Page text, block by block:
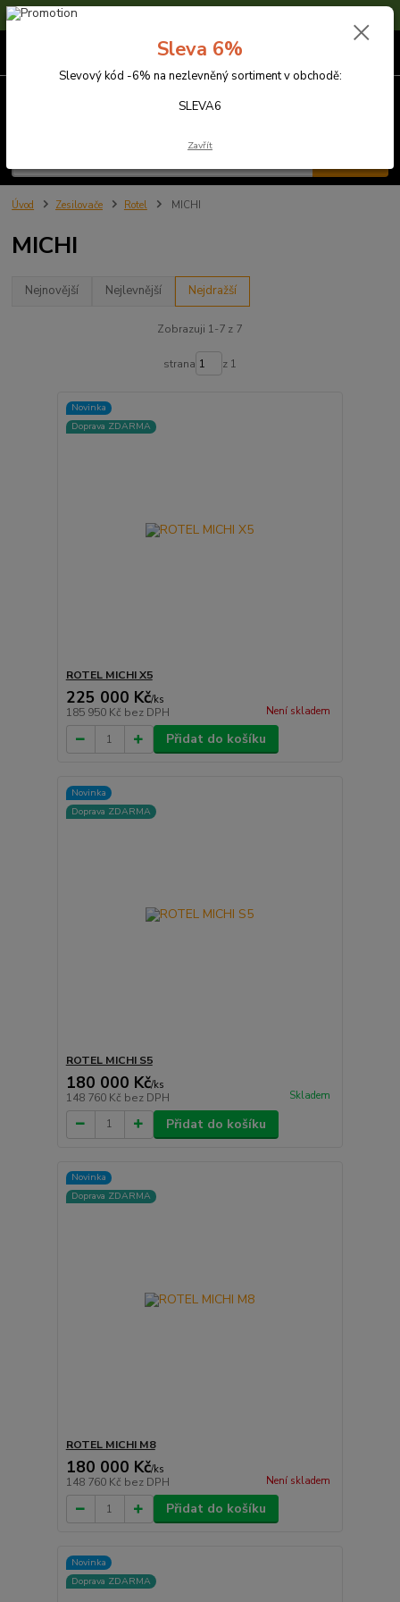
Sleva 6% na nezlevněné zboží s kódem SLEVA6
Úvod Zesilovače Rotel MICHI
MICHI
Nejnovější Nejlevnější Nejdražší
Zobrazuji 1-7 z 7
strana z 1
Novinka
Doprava ZDARMA
ROTEL MICHI X5
225 000 Kč/ks
185 950 Kč bez DPH Není skladem
Přidat do košíku
Novinka
Doprava ZDARMA
ROTEL MICHI S5
180 000 Kč/ks
148 760 Kč bez DPH Skladem
Přidat do košíku
Novinka
Doprava ZDARMA
ROTEL MICHI M8
180 000 Kč/ks
148 760 Kč bez DPH Není skladem
Přidat do košíku
Novinka
Doprava ZDARMA
Sleva 6%
Slevový kód -6% na nezlevněný sortiment v obchodě:
SLEVA6
Zavřít